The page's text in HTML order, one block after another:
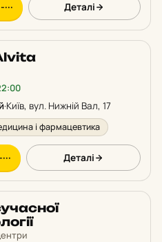
Деталі
·Київ, вул. Нижній Вал, 17
і фармацевтика
Деталі